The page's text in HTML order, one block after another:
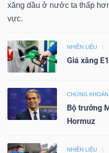
xăng dầu ở nước ta thấp
vực.
NHIÊN LIỆU
Giá xăng
CHỨNG
Bộ trưởng
Hormuz
NHIÊN LIỆU